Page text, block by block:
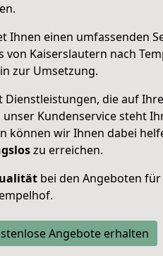
Ihnen einen umfassenden
von Kaiserslautern nach
zur Umsetzung.
Dienstleistungen, die auf
Kundenservice steht
können wir Ihnen dabei
zu erreichen.
bei den Angeboten
Angebote erhalten